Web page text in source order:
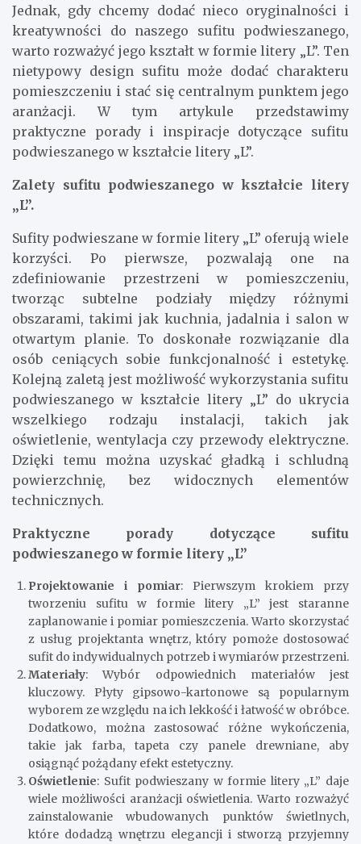
Jednak, gdy chcemy dodać nieco oryginalności i
kreatywności do naszego sufitu podwieszanego,
warto rozważyć jego kształt w formie litery „L”. Ten
nietypowy design sufitu może dodać charakteru
pomieszczeniu i stać się centralnym punktem jego
aranżacji. W tym artykule przedstawimy
praktyczne porady i inspiracje dotyczące sufitu
podwieszanego w kształcie litery „L”.
Zalety sufitu podwieszanego w kształcie litery
„L”.
Sufity podwieszane w formie litery „L” oferują wiele
korzyści. Po pierwsze, pozwalają one na
zdefiniowanie przestrzeni w pomieszczeniu,
tworząc subtelne podziały między różnymi
obszarami, takimi jak kuchnia, jadalnia i salon w
otwartym planie. To doskonałe rozwiązanie dla
osób ceniących sobie funkcjonalność i estetykę.
Kolejną zaletą jest możliwość wykorzystania sufitu
podwieszanego w kształcie litery „L” do ukrycia
wszelkiego rodzaju instalacji, takich jak
oświetlenie, wentylacja czy przewody elektryczne.
Dzięki temu można uzyskać gładką i schludną
powierzchnię, bez widocznych elementów
technicznych.
Praktyczne porady dotyczące sufitu
podwieszanego w formie litery „L”
Projektowanie i pomiar: Pierwszym krokiem przy
tworzeniu sufitu w formie litery „L” jest staranne
zaplanowanie i pomiar pomieszczenia. Warto skorzystać
z usług projektanta wnętrz, który pomoże dostosować
sufit do indywidualnych potrzeb i wymiarów przestrzeni.
Materiały: Wybór odpowiednich materiałów jest
kluczowy. Płyty gipsowo-kartonowe są popularnym
wyborem ze względu na ich lekkość i łatwość w obróbce.
Dodatkowo, można zastosować różne wykończenia,
takie jak farba, tapeta czy panele drewniane, aby
osiągnąć pożądany efekt estetyczny.
Oświetlenie: Sufit podwieszany w formie litery „L” daje
wiele możliwości aranżacji oświetlenia. Warto rozważyć
zainstalowanie wbudowanych punktów świetlnych,
które dodadzą wnętrzu elegancji i stworzą przyjemny